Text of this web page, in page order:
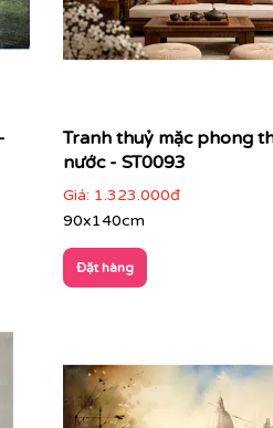
Tranh thuỷ mặc phong
nước - ST0093
Giá: 1.323.000đ
90x140cm
Đặt hàng